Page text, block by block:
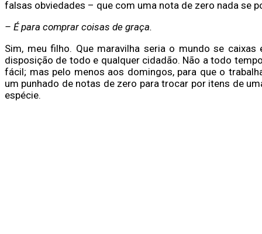
falsas obviedades – que com uma nota de zero nada se
– É para comprar coisas de graça.
Sim, meu filho. Que maravilha seria o mundo se
disposição de todo e qualquer cidadão. Não a todo
fácil; mas pelo menos aos domingos, para que o
um punhado de notas de zero para trocar por itens de
espécie.